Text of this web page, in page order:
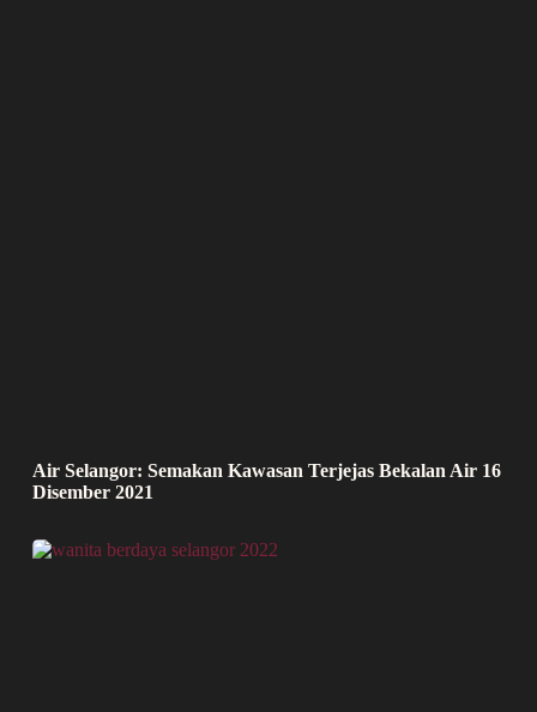
Air Selangor: Semakan Kawasan Terjejas Bekalan Air 16
Disember 2021